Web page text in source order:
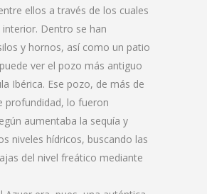
ellos a través de los cuales
interior. Dentro se han
y hornos, así como un patio
ver el pozo más antiguo
Ibérica. Ese pozo, de más de
profundidad, lo fueron
aumentaba la sequía y
niveles hídricos, buscando las
del nivel freático mediante